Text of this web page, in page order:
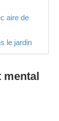
aire de
le jardin
mental